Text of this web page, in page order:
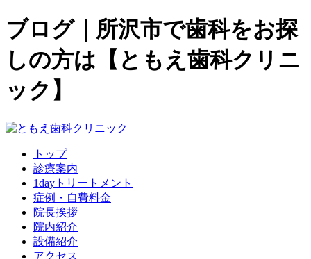
ブログ｜所沢市で歯科をお探
しの方は【ともえ歯科クリニ
ック】
トップ
診療案内
1dayトリートメント
症例・自費料金
院長挨拶
院内紹介
設備紹介
アクセス